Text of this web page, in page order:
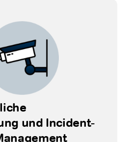
und Incident-